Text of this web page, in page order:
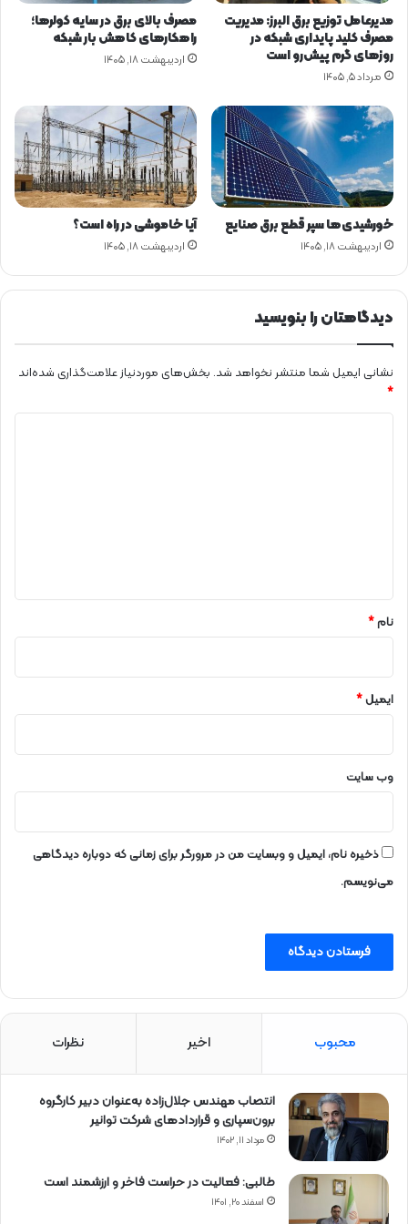
و
ز
ا
ر
ت
ن
ر
و
ی
ش
ت
و
ی
ب
ر
ق
خ
و
ه
ی
م
ا
ش
ت
مدیرعامل توزیع برق البرز: مدیریت
مصرف کلید پایداری شبکه در
روزهای گرم پیش‌رو است
مرداد ۵, ۱۴۰۵
مصرف بالای برق در سایه کولرها؛
راهکارهای کاهش بار شبکه
اردیبهشت ۱۸, ۱۴۰۵
خورشیدی‌ها سپر قطع برق صنایع
اردیبهشت ۱۸, ۱۴۰۵
آیا خاموشی در راه است؟
اردیبهشت ۱۸, ۱۴۰۵
دیدگاهتان را بنویسید
نشانی ایمیل شما منتشر نخواهد شد. بخش‌های موردنیاز علامت‌گذاری شده‌اند
*
نام*
ایمیل*
وب‌ سایت
ذخیره نام، ایمیل و وبسایت من در مرورگر برای زمانی که دوباره دیدگاهی
می‌نویسم.
محبوب اخیر نظرات
انتصاب مهندس جلال‌زاده به‌عنوان دبیر كارگروه
برون‌سپاری و قراردادهای شركت توانیر
مرداد ۱۱, ۱۴۰۲
طالبی: فعالیت در حراست فاخر و ارزشمند است
اسفند ۲۰, ۱۴۰۱